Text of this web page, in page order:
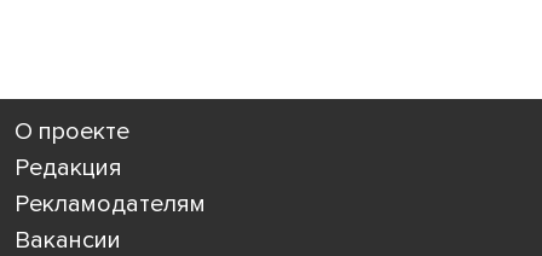
О проекте
Редакция
Рекламодателям
Вакансии